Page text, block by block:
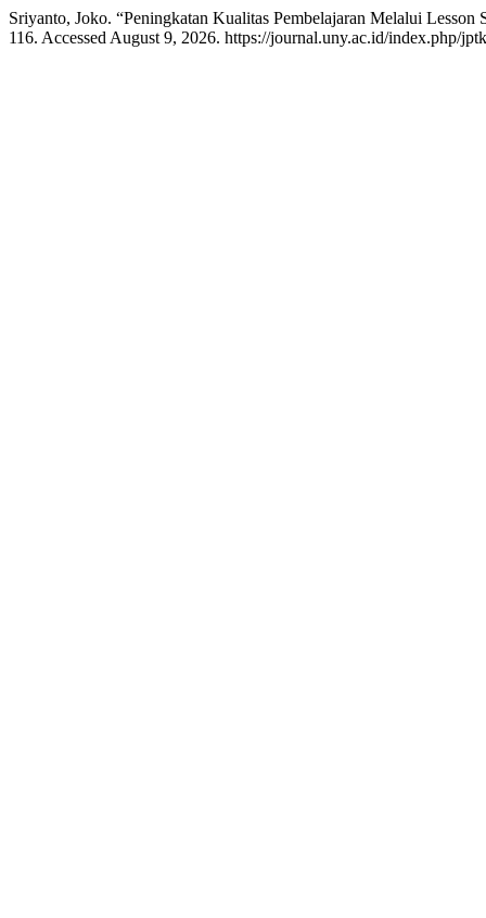
Sriyanto, Joko. “Peningkatan Kualitas Pembelajaran Melalui Lesson
116. Accessed August 9, 2026. https://journal.uny.ac.id/index.php/